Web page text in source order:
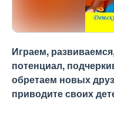
Играем,
потенциал,
обретаем новых
приводите своих